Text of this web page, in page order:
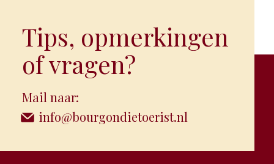
Tips, opmerkingen
of vragen?
Mail naar:
info@bourgondietoerist.nl